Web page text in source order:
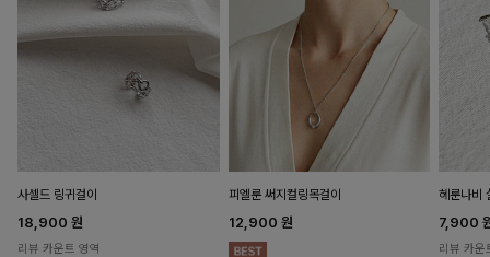
사셀드 링귀걸이
18,900 원
리뷰 카운트 영역
피엘룬 써지컬링목걸이
12,900 원
헤룬나비
7,900
리뷰 카운